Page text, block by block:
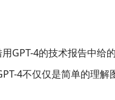
GPT-4的技术报告中给
4不仅仅是简单的理解